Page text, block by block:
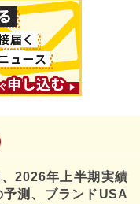
2026年上半期実績
測、ブランドUSA